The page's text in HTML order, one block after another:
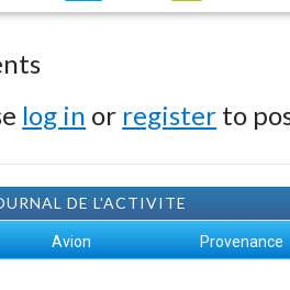
log in or register to
DE L'ACTIVITE
Avion Provenance